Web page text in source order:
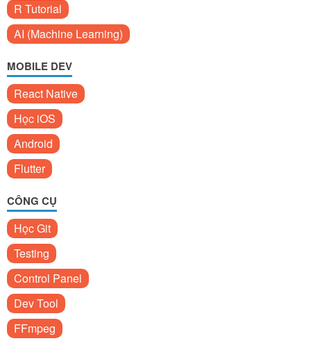
R Tutorial
AI (Machine Learning)
MOBILE DEV
React Native
Học iOS
Android
Flutter
CÔNG CỤ
Học Git
Testing
Control Panel
Dev Tool
FFmpeg